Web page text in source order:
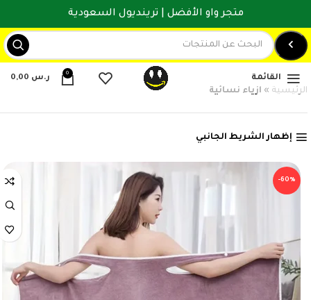
القائمة
0
ر.س
الرئيسية » ازياء نسائية
إظهار الشريط الجانبي
-60%
متجر واو الأفضل | ترينديول السعودية